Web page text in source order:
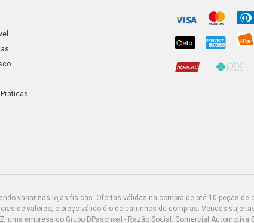
GOLF
GOLF
2013)
POLO
- 2005)
variar nas lojas físicas. Ofertas válidas na compra de até 10 peças
de valores, o preço válido é o do carrinhos de compras. Vendas
uma empresa do Grupo DPaschoal - Razão Social: Comercial Automotiva